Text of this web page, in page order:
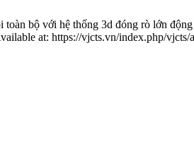
bộ với hệ thống 3d đóng rò lớn
at: https://vjcts.vn/index.php/vjcts/